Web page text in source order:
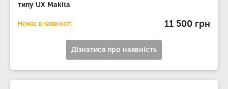
типу UX Makita
Немає в наявності 11 500 грн
Дізнатися про наявність